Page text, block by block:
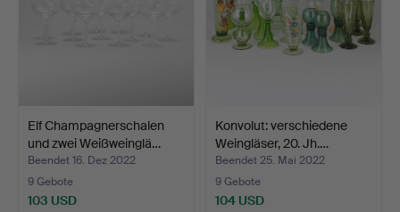
Elf Champagnerschalen
und zwei Weißweinglä…
Beendet 16. Dez 2022
9 Gebote
103 USD
Konvolut: verschiedene
Weingläser, 20. Jh.…
Beendet 25. Mai 2022
9 Gebote
104 USD